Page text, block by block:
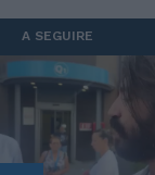
A SEGUIRE